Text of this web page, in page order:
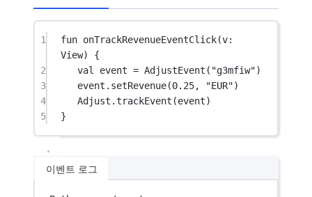
1 fun onTrackRevenueEventClick
View) {
2
val event = AdjustEvent ( "g3mfiw")
3
event. setRevenue(0.25, "EUR")
4
Adjust.trackEvent (event)
5
}
이벤트 로그